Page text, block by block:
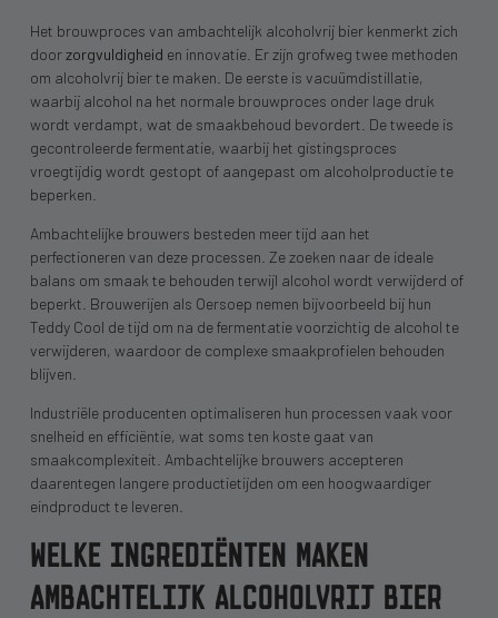
Het brouwproces van ambachtelijk alcoholvrij bier kenmerkt zich
doorzorgvuldigheid en innovatie. Er zijn grofweg twee methoden
om alcoholvrij bier te maken. De eerste is vacuümdistillatie,
waarbij alcohol na het normale brouwproces onder lage druk
wordt verdampt, wat de smaakbehoud bevordert. De tweede is
gecontroleerde fermentatie, waarbij het gistingsproces
vroegtijdig wordt gestopt of aangepast om alcoholproductie te
beperken.
Ambachtelijke brouwers besteden meer tijd aan het
perfectioneren van deze processen. Ze zoeken naar de ideale
balans om smaak te behouden terwijl alcohol wordt verwijderd of
beperkt. Brouwerijen als Oersoep nemen bijvoorbeeld bij hun
Teddy Cool de tijd om na de fermentatie voorzichtig de alcohol te
verwijderen, waardoor de complexe smaakprofielen behouden
blijven.
Industriële producenten optimaliseren hun processen vaak voor
snelheid en efficiëntie, wat soms ten koste gaat van
smaakcomplexiteit. Ambachtelijke brouwers accepteren
daarentegen langere productietijden om een hoogwaardiger
eindproduct te leveren.
WELKE INGREDIËNTEN MAKEN
AMBACHTELIJK ALCOHOLVRIJ BIER